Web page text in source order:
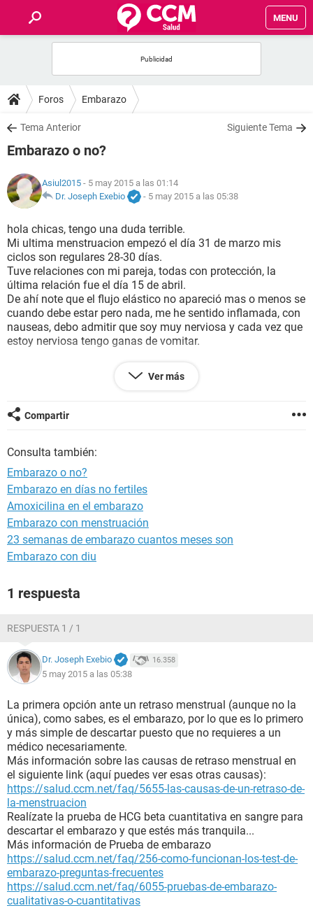
MENU
FOROS
SALUD
NUTRICIÓN
BIENESTAR
SEXUALIDAD
GLOSARIO
Foros Embarazo
Tema Anterior Siguiente Tema
Embarazo o no?
Asiul2015 - 5 may 2015 a las 01:14
Dr. Joseph Exebio
- 5 may 2015 a las 05:38
hola chicas, tengo una duda terrible.
Mi ultima menstruacion empezó el día 31 de marzo mis
ciclos son regulares 28-30 días.
Tuve relaciones con mi pareja, todas con protección, la
última relación fue el día 15 de abril.
De ahí note que el flujo elástico no apareció mas o menos se
cuando debe estar pero nada, me he sentido inflamada, con
nauseas, debo admitir que soy muy nerviosa y cada vez que
estoy nerviosa tengo ganas de vomitar.
No se si se deba a estrés,ya que la escuela ha estado muy
fuertes peleas con mi pareja, que ni dormir tranquila podía.
espeso.
Hace unos días me coloque compresas de agua caliente por
media hora, tome una taza de té de orégano y no llega la
menstruacion.
Ayúdenme chicas.
Ver más
Compartir
Consulta también:
Embarazo o no?
Embarazo en días no fertiles
Amoxicilina en el embarazo
Embarazo con menstruación
23 semanas de embarazo cuantos meses son
Embarazo con diu
1 respuesta
RESPUESTA 1 / 1
Dr. Joseph Exebio 16.358
5 may 2015 a las 05:38
La primera opción ante un retraso menstrual (aunque no la
única), como sabes, es el embarazo, por lo que es lo primero
y más simple de descartar puesto que no requieres a un
médico necesariamente.
Más información sobre las causas de retraso menstrual en
el siguiente link (aquí puedes ver esas otras causas):
https://salud.ccm.net/faq/5655-las-causas-de-un-retraso-de-
la-menstruacion
Realízate la prueba de HCG beta cuantitativa en sangre para
descartar el embarazo y que estés más tranquila...
Más información de Prueba de embarazo
https://salud.ccm.net/faq/256-como-funcionan-los-test-de-
embarazo-preguntas-frecuentes
https://salud.ccm.net/faq/6055-pruebas-de-embarazo-
cualitativas-o-cuantitativas